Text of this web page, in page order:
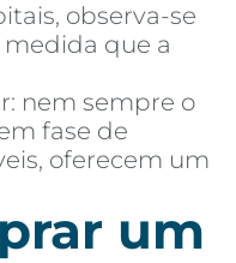
observa-se
medida que a
nem sempre o
fase de
oferecem um
um